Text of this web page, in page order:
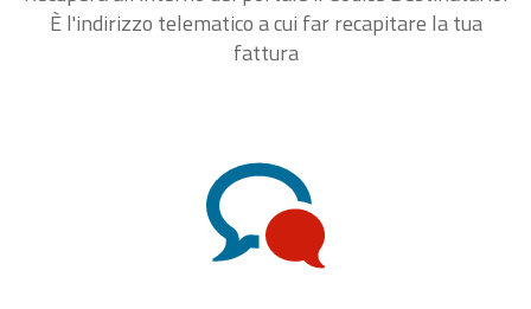
È l'indirizzo telematico a cui far recapitare la tua
fattura